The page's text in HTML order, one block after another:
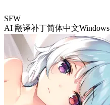
SFW
AI 翻译补丁简体中文Windows